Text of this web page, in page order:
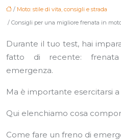
/ Moto: stile di vita, consigli e strada
/ Consigli per una migliore frenata in
Durante il tuo test, hai
fatto di recente:
emergenza.
Ma è importante esercitarsi
Qui elenchiamo cosa
Come fare un freno di